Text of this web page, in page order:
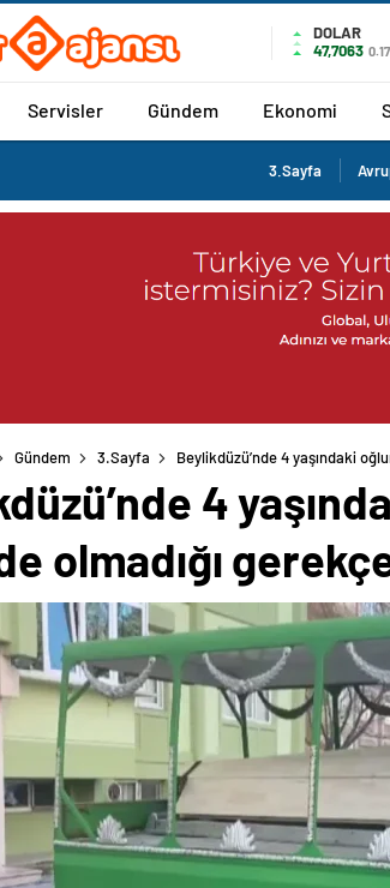
DOLAR
47,7063
Servisler Gündem Ekonomi
3.Sayfa
Gündem 3.Sayfa Beylikdüzü’nde 4 yaşındaki
4
olmadığı